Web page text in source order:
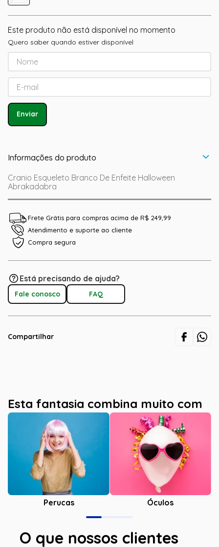
Este produto não está disponível no momento
Quero saber quando estiver disponível
Enviar
Informações do produto
Cranio Esqueleto Branco De Enfeite Halloween
Abrakadabra
Frete Grátis para compras acima de R$ 249,99
Atendimento e suporte ao cliente
Compra segura
Está precisando de ajuda?
Fale conosco FAQ
Compartilhar
Esta fantasia combina muito com
Perucas Óculos
O que nossos clientes